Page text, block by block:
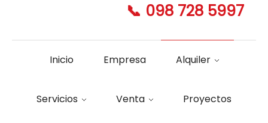
📞 098 728 5997
Inicio Empresa Alquiler
Servicios Venta Proyectos